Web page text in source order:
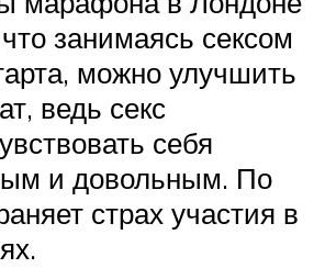
занимаясь сексом
можно улучшить
ведь секс
себя
и довольным. По
страх участия в